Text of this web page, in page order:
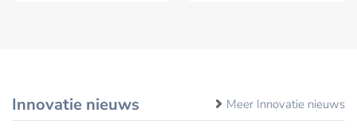
Innovatie nieuws Meer Innovatie nieuws